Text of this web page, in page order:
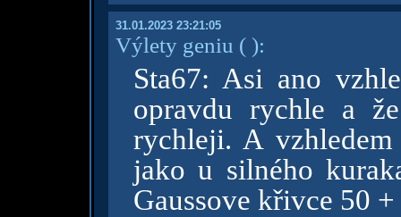
31.01.2023 23:21:05
Výlety geniu ( ):
Sta67: Asi ano
opravdu rychle a
rychleji. A
jako u silného
Gaussove křivce 50